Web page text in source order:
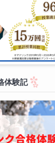
みくらいから
、勉強をする
。
最下位付近を
となり、精神
るまる続き
となりました
トにより授業
合わせたより
、定期的に本
『授業内容調
おります。
望に合わせ
に改善して
ト』
体験記